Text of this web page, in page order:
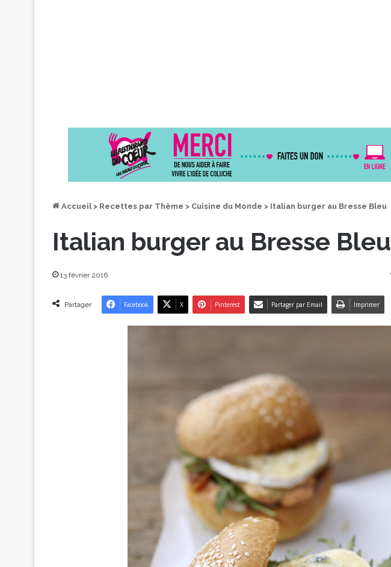
Accueil > Recettes par Thème > Cuisine du Monde > Italian burger au Bresse Bleu
Italian burger au Bresse Bleu
13 février 2016
Partager Facebook X Pinterest Partager par Email Imprimer